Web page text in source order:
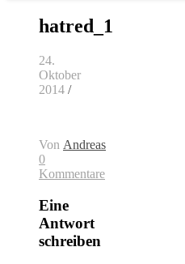
hatred_1
24.
Oktober
2014 /
Von Andreas
0
Kommentare
Eine
Antwort
schreiben